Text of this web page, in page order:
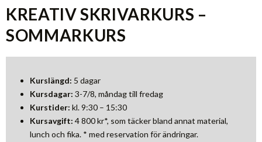
KREATIV SKRIVARKURS –
SOMMARKURS
Kurslängd: 5 dagar
Kursdagar: 3-7/8, måndag till fredag
Kurstider: kl. 9:30 – 15:30
Kursavgift: 4 800 kr*, som täcker bland annat material,
lunch och fika. * med reservation för ändringar.